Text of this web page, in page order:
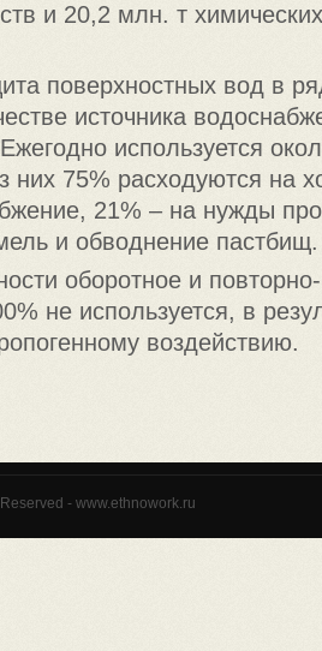
и 20,2 млн. т
поверхностных вод в
источника
используется
75% расходуются на
21% – на нужды
и обводнение пастбищ.
оборотное и
не используется, в
воздействию.
- www.ethnowork.ru